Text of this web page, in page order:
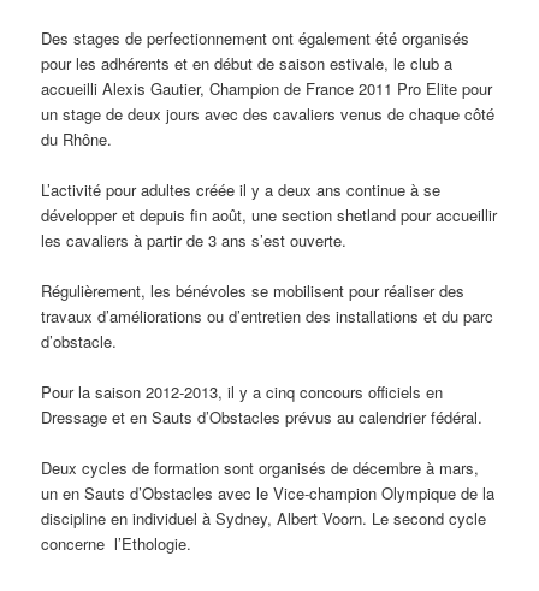
Des stages de perfectionnement ont également été organisés
pour les adhérents et en début de saison estivale, le club a
accueilli Alexis Gautier, Champion de France 2011 Pro Elite pour
un stage de deux jours avec des cavaliers venus de chaque côté
du Rhône.
L’activité pour adultes créée il y a deux ans continue à se
développer et depuis fin août, une section shetland pour accueillir
les cavaliers à partir de 3 ans s’est ouverte.
Régulièrement, les bénévoles se mobilisent pour réaliser des
travaux d’améliorations ou d’entretien des installations et du parc
d’obstacle.
Pour la saison 2012-2013, il y a cinq concours officiels en
Dressage et en Sauts d’Obstacles prévus au calendrier fédéral.
Deux cycles de formation sont organisés de décembre à mars,
un en Sauts d’Obstacles avec le Vice-champion Olympique de la
discipline en individuel à Sydney, Albert Voorn. Le second cycle
concerne l’Ethologie.